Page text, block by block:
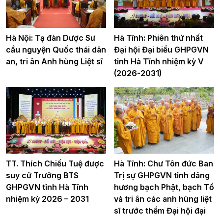
Hà Nội: Tạ đàn Dược Sư
cầu nguyện Quốc thái dân
an, tri ân Anh hùng Liệt sĩ
Hà Tĩnh: Phiên thứ nhất
Đại hội Đại biểu GHPGVN
tỉnh Hà Tĩnh nhiệm kỳ V
(2026-2031)
TT. Thích Chiếu Tuệ được
suy cử Trưởng BTS
GHPGVN tỉnh Hà Tĩnh
nhiệm kỳ 2026 – 2031
Hà Tĩnh: Chư Tôn đức Ban
Trị sự GHPGVN tỉnh dâng
hương bạch Phật, bạch Tổ
và tri ân các anh hùng liệt
sĩ trước thềm Đại hội đại